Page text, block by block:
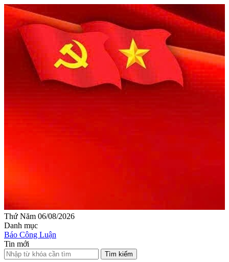
Thứ Năm 06/08/2026
Danh mục
Báo Công Luận
Tin mới
Tìm kiếm